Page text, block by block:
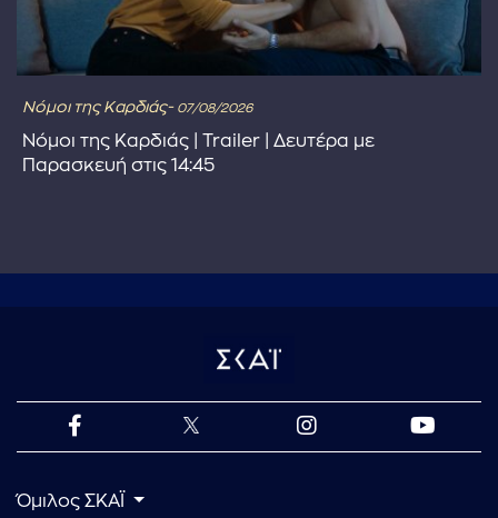
Νόμοι της Καρδιάς- 07/08/2026
Νόμοι της Καρδιάς | Trailer | Δευτέρα με
Παρασκευή στις 14:45
Όμιλος ΣΚΑΪ